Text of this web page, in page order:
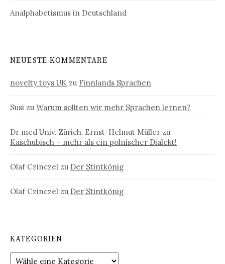
Analphabetismus in Deutschland
NEUESTE KOMMENTARE
novelty toys UK zu Finnlands Sprachen
Susi zu Warum sollten wir mehr Sprachen lernen?
Dr med Univ. Zürich. Ernst-Helmut Müller zu
Kaschubisch – mehr als ein polnischer Dialekt!
Olaf Czinczel zu Der Stintkönig
Olaf Czinczel zu Der Stintkönig
KATEGORIEN